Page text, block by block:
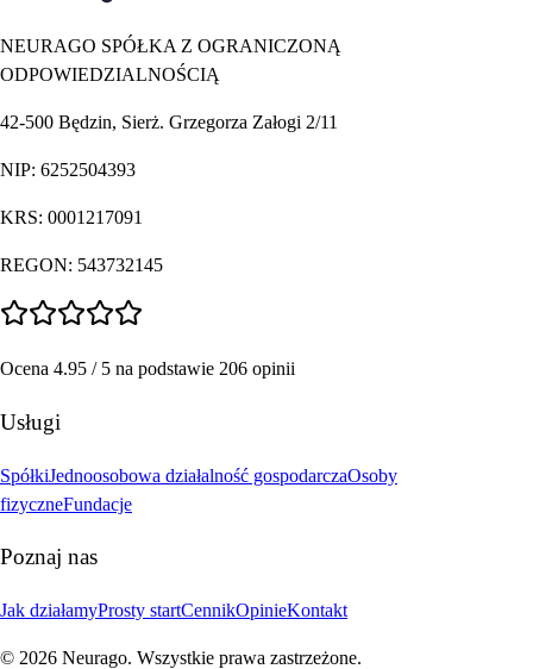
NEURAGO SPÓŁKA Z OGRANICZONĄ
ODPOWIEDZIALNOŚCIĄ
42-500 Będzin, Sierż. Grzegorza Załogi 2/11
NIP: 6252504393
KRS: 0001217091
REGON: 543732145
Ocena 4.95 / 5 na podstawie 206 opinii
Usługi
SpółkiJednoosobowa działalność gospodarczaOsoby
fizyczneFundacje
Poznaj nas
Jak działamyProsty startCennikOpinieKontakt
© 2026 Neurago. Wszystkie prawa zastrzeżone.